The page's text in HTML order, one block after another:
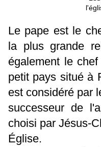
Le pape est le
la plus grande
également le
petit pays situé à
est considéré par
successeur de
choisi par Jésus-
Église.